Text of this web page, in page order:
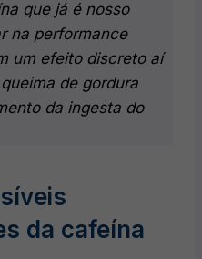
que já é nosso
na performance
um efeito discreto aí
de gordura
da ingesta do
da cafeína